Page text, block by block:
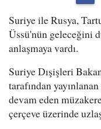
Suriye ile Rusya,
Üssü'nün geleceğini
anlaşmaya vardı.
Suriye Dışişleri
tarafından
devam eden
çerçeve üzerinde